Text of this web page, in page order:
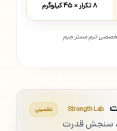
۸ تکرار × ۴۵ کیلوگرم
تخصصی تیم مستر جیم
Strength Lab
سنجش قدرت
تخمینی